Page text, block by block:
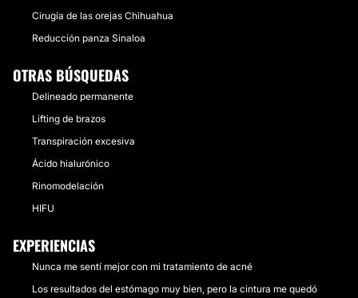
Cirugía de las orejas Chihuahua
Reducción panza Sinaloa
OTRAS BÚSQUEDAS
Delineado permanente
Lifting de brazos
Transpiración excesiva
Ácido hialurónico
Rinomodelación
HIFU
EXPERIENCIAS
Nunca me sentí mejor con mi tratamiento de acné
Los resultados del estómago muy bien, pero la cintura me quedó